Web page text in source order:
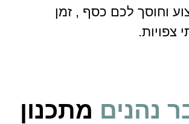
וחוסך לכם כסף , זמן
צפויות.
נהנים מתכנון